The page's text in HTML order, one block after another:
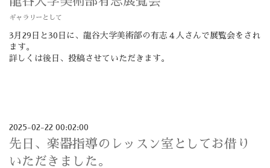
ギャラリーとして
3月29日と30日に、龍谷大学美術部の有志４人さんで展覧会をされ
ます。
詳しくは後日、投稿させていただきます。
2025-02-22 00:02:00
先日、楽器指導のレッスン室としてお借り
いただきました。